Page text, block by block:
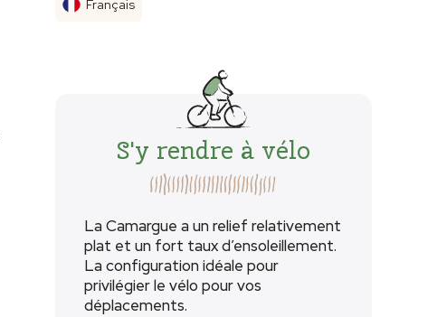
Français
S'y rendre à vélo
La Camargue a un relief relativement
plat et un fort taux d’ensoleillement.
La configuration idéale pour
privilégier le vélo pour vos
déplacements.